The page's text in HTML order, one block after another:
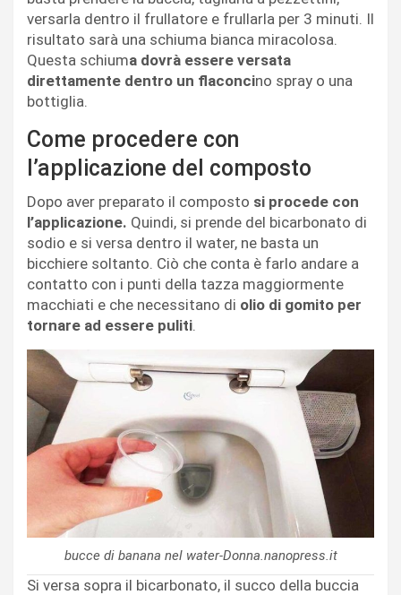
versarla dentro il frullatore e frullarla per 3 minuti. Il
risultato sarà una schiuma bianca miracolosa.
Questa schiuma dovrà essere versata
direttamente dentro un flaconcino spray o una
bottiglia.
Come procedere con
l’applicazione del composto
Dopo aver preparato il composto si procede con
l’applicazione. Quindi, si prende del bicarbonato di
sodio e si versa dentro il water, ne basta un
bicchiere soltanto. Ciò che conta è farlo andare a
contatto con i punti della tazza maggiormente
macchiati e che necessitano di olio di gomito per
tornare ad essere puliti.
bucce di banana nel water-Donna.nanopress.it
Si versa sopra il bicarbonato, il succo della buccia